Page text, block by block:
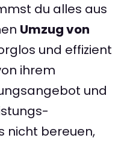
du alles aus
Umzug von
und effizient
ihrem
und
nicht bereuen,